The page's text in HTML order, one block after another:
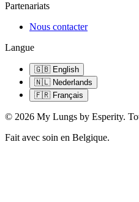
Partenariats
Nous contacter
Langue
🇬🇧 English
🇳🇱 Nederlands
🇫🇷 Français
© 2026 My Lungs by Esperity.
Fait avec soin en Belgique.